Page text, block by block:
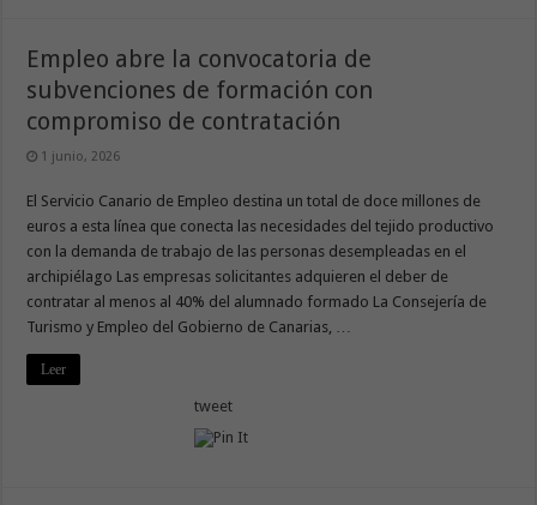
Empleo abre la convocatoria de
subvenciones de formación con
compromiso de contratación
1 junio, 2026
El Servicio Canario de Empleo destina un total de doce millones de
euros a esta línea que conecta las necesidades del tejido productivo
con la demanda de trabajo de las personas desempleadas en el
archipiélago Las empresas solicitantes adquieren el deber de
contratar al menos al 40% del alumnado formado La Consejería de
Turismo y Empleo del Gobierno de Canarias, …
Leer
tweet